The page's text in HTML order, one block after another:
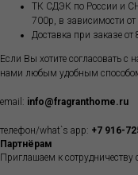
ТК СДЭК по России и
700р, в зависимости от
Доставка при заказе
Если Вы хотите согласовать с
нами любым удобным
email: info@fragranthome.ru
телефон/what`s app: +7 916-
Партнёрам
Приглашаем к